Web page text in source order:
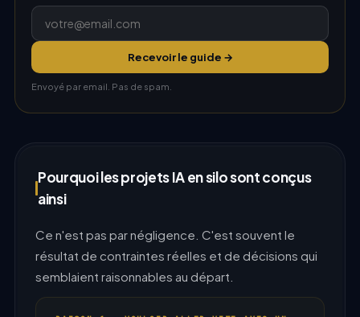
Recevoir le guide →
Envoyé par email. Pas de spam.
Pourquoi les projets IA en silo sont conçus
ainsi
Ce n'est pas par négligence. C'est souvent le
résultat de contraintes réelles et de décisions qui
semblaient raisonnables au départ.